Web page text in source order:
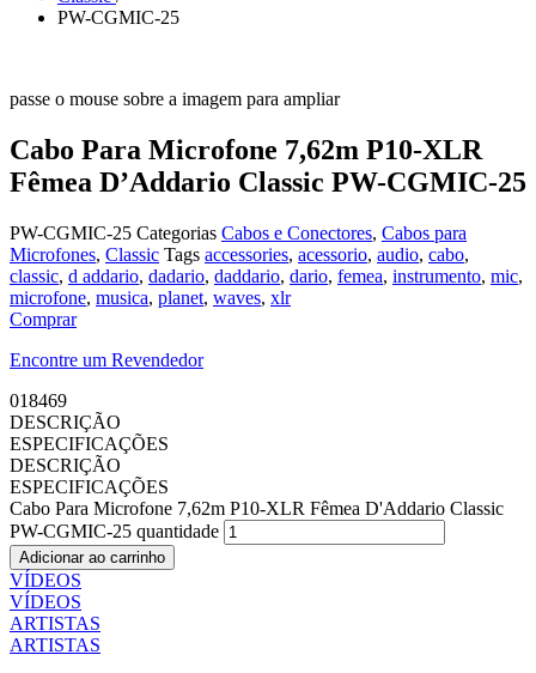
PW-CGMIC-25
passe o mouse sobre a imagem para ampliar
Cabo Para Microfone 7,62m P10-XLR
Fêmea D’Addario Classic PW-CGMIC-25
PW-CGMIC-25 Categorias Cabos e Conectores, Cabos para
Microfones, Classic Tags accessories, acessorio, audio, cabo,
classic, d addario, dadario, daddario, dario, femea, instrumento, mic,
microfone, musica, planet, waves, xlr
Comprar
Encontre um Revendedor
018469
DESCRIÇÃO
ESPECIFICAÇÕES
DESCRIÇÃO
ESPECIFICAÇÕES
Cabo Para Microfone 7,62m P10-XLR Fêmea D'Addario Classic
PW-CGMIC-25 quantidade
Adicionar ao carrinho
VÍDEOS
VÍDEOS
ARTISTAS
ARTISTAS